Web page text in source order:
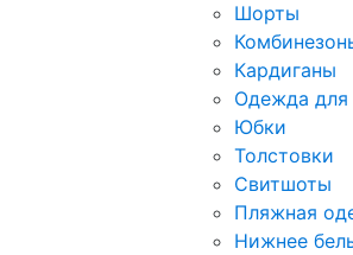
Шорты
Кардиганы
Одежда
Юбки
Толстовки
Свитшоты
Пляжная
Нижнее